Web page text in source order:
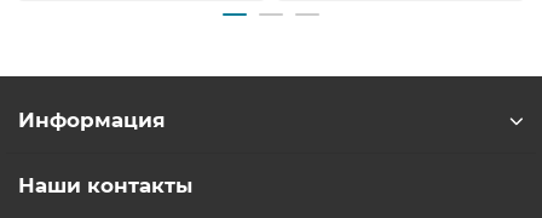
Информация
Наши контакты